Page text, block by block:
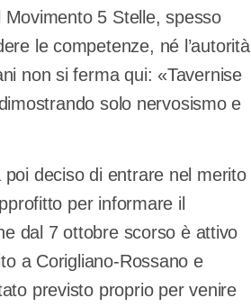
Movimento 5 Stelle, spesso
le competenze, né l’autorità
non si ferma qui: «Tavernise
solo nervosismo e
deciso di entrare nel merito
per informare il
dal 7 ottobre scorso è attivo
a Corigliano-Rossano e
previsto proprio per venire